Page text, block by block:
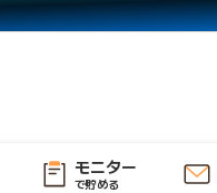
モニター
で貯める